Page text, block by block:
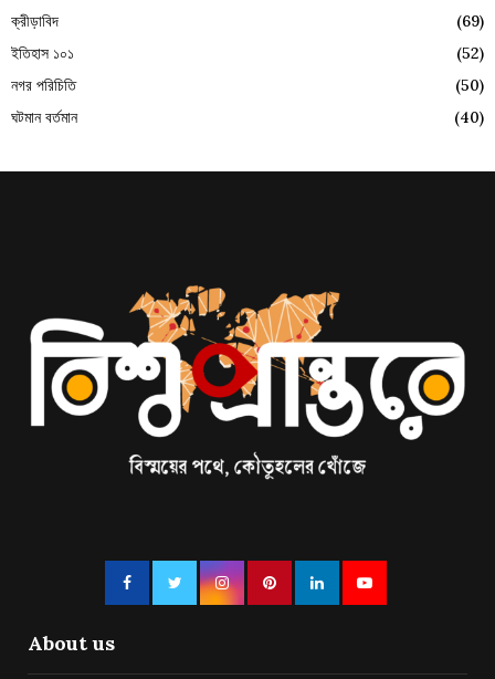
ক্রীড়াবিদ
(69)
ইতিহাস ১০১
(52)
নগর পরিচিতি
(50)
ঘটমান বর্তমান
(40)
About us